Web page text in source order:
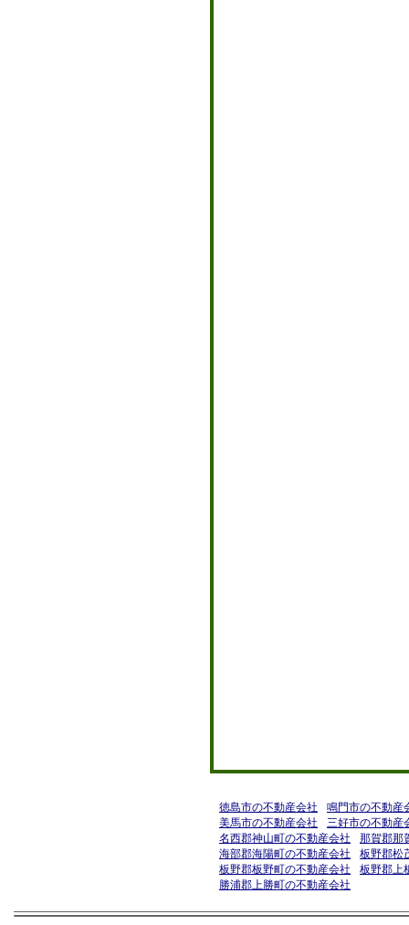
徳島市の不動産会社
鳴門市の不動産
美馬市の不動産会社
三好市の不動産
名西郡神山町の不動産会社
那賀郡那
海部郡海陽町の不動産会社
板野郡松
板野郡板野町の不動産会社
板野郡上
勝浦郡上勝町の不動産会社